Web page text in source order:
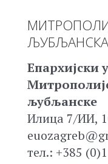
ЉУБЉАНСКА
Епархијски
љубљанске
Илица 7/ИИ,
тел.: +385